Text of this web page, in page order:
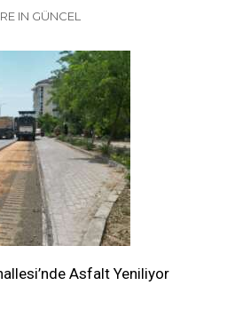
IN GÜNCEL
Asfalt Yeniliyor